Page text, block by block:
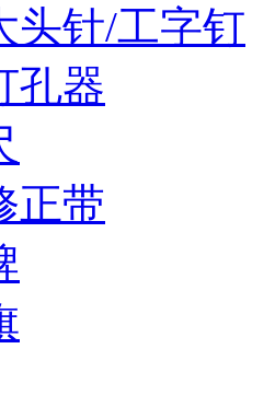
头针/工字钉
孔器
正带